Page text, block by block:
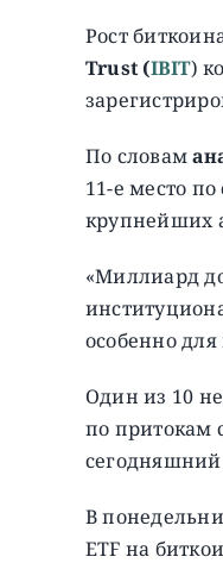
Рост
Trust (IBIT)
По словам
11-е место
крупнейших
«Миллиард
особенно для
Один из 10
по притокам
сегодняшний
В
ETF на